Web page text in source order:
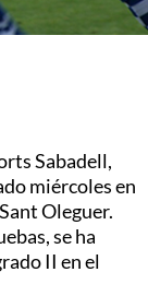
Sabadell,
miércoles en
Oleguer.
se ha
II en el